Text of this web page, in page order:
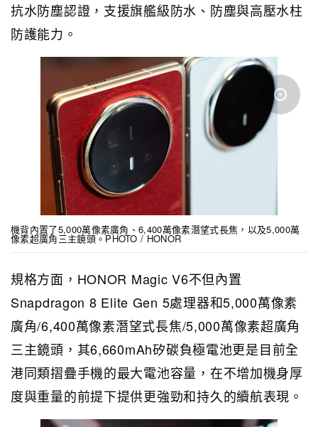
抗水防塵認證，支援旗艦級防水、防塵與高壓水柱
防護能力。
機背內置了5,000萬像素廣角、6,400萬像素潛望式長焦，以及5,000萬
像素超廣角三主鏡頭。PHOTO / HONOR
規格方面，HONOR Magic V6不但內置
Snapdragon 8 Elite Gen 5處理器和5,000萬像素
廣角/6,400萬像素潛望式長焦/5,000萬像素超廣角
三主鏡頭，其6,660mAh矽碳負極電池更是目前全
港同類摺疊手機的最大電池容量，在不增加機身厚
度與重量的前提下提供更強勁和持久的續航表現。